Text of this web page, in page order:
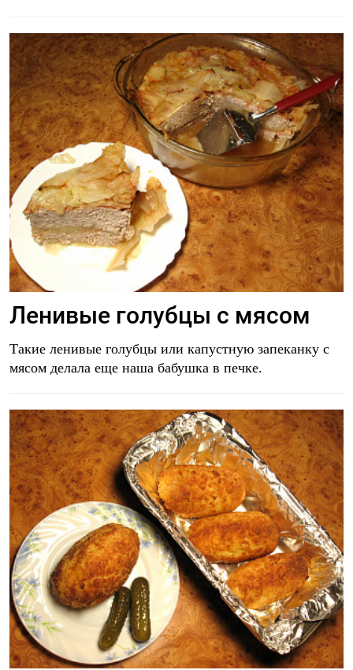
Ленивые голубцы с мясом
Такие ленивые голубцы или капустную запеканку с
мясом делала еще наша бабушка в печке.